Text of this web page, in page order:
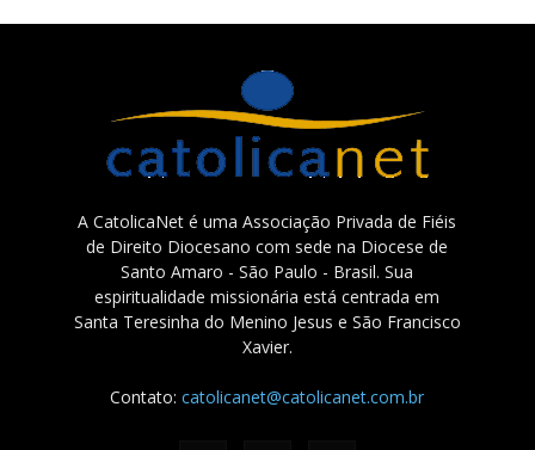
A CatolicaNet é uma Associação Privada de Fiéis
de Direito Diocesano com sede na Diocese de
Santo Amaro - São Paulo - Brasil. Sua
espiritualidade missionária está centrada em
Santa Teresinha do Menino Jesus e São Francisco
Xavier.
Contato:catolicanet@catolicanet.com.br